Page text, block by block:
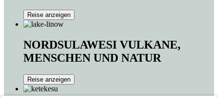
Reise anzeigen
NORDSULAWESI VULKANE,
MENSCHEN UND NATUR
Reise anzeigen